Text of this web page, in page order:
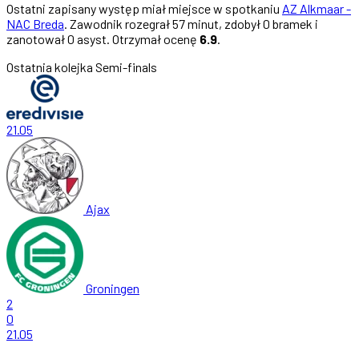
Ostatni zapisany występ miał miejsce w spotkaniu AZ Alkmaar -
NAC Breda. Zawodnik rozegrał 57 minut, zdobył 0 bramek i
zanotował 0 asyst. Otrzymał ocenę 6.9.
Ostatnia kolejka Semi-finals
21.05
Ajax
Groningen
2
0
21.05